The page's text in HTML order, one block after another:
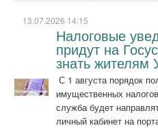
13.07.2026 14:15
Налоговые
придут на
знать жителям
С 1 августа порядок
имущественных
служба будет
личный кабинет на